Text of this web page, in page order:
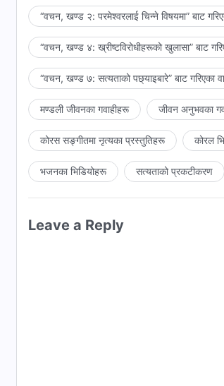
“वचन, खण्ड २: परमेश्‍वरलाई चिन्‍ने विषयमा” बाट
“वचन, खण्ड ४: ख्रीष्टविरोधीहरूको खुलासा” बाट
“वचन, खण्ड ७: सत्यताको पछ्याइबारे” बाट गरिएका
मण्डली जीवनका गवाहीहरू जीवन अनुभवका
कोरस सङ्गीतमा नृत्यका प्रस्तुतिहरू कोरल
भजनका भिडियोहरू सत्यताको प्रकटीकरण
Leave a Reply